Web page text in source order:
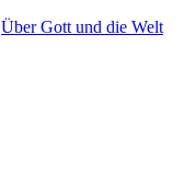
Über Gott und die Welt